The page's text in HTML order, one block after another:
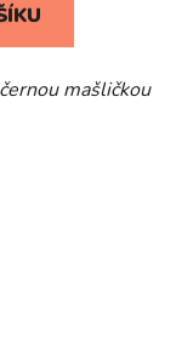
mašličkou